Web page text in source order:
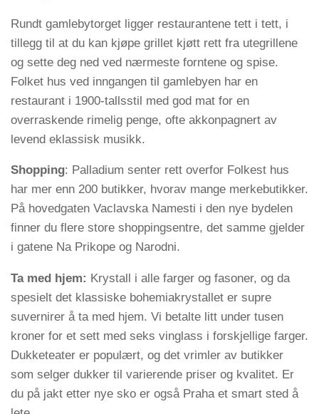
Rundt gamlebytorget ligger restaurantene tett i tett, i
tillegg til at du kan kjøpe grillet kjøtt rett fra utegrillene
og sette deg ned ved nærmeste forntene og spise.
Folket hus ved inngangen til gamlebyen har en
restaurant i 1900-tallsstil med god mat for en
overraskende rimelig penge, ofte akkonpagnert av
levend eklassisk musikk.
Shopping: Palladium senter rett overfor Folkest hus
har mer enn 200 butikker, hvorav mange merkebutikker.
På hovedgaten Vaclavska Namesti i den nye bydelen
finner du flere store shoppingsentre, det samme gjelder
i gatene Na Prikope og Narodni.
Ta med hjem: Krystall i alle farger og fasoner, og da
spesielt det klassiske bohemiakrystallet er supre
suvernirer å ta med hjem. Vi betalte litt under tusen
kroner for et sett med seks vinglass i forskjellige farger.
Dukketeater er populært, og det vrimler av butikker
som selger dukker til varierende priser og kvalitet. Er
du på jakt etter nye sko er også Praha et smart sted å